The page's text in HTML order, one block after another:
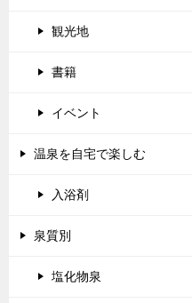
観光地
書籍
イベント
温泉を自宅で楽しむ
入浴剤
泉質別
塩化物泉